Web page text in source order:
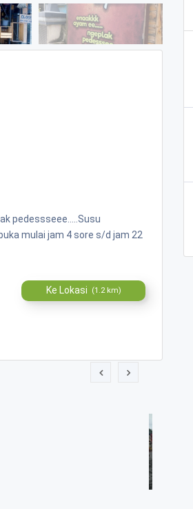
pedessseee.....Susu
mulai jam 4 sore s/d jam 22
Ke Lokasi (1.2 km)
Mungkid, Magelang Jawa